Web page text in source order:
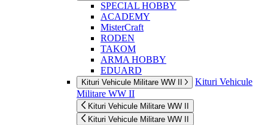
SPECIAL HOBBY
ACADEMY
MisterCraft
RODEN
TAKOM
ARMA HOBBY
EDUARD
Kituri Vehicule Militare WW II
Kituri Vehicule
Militare WW II
Kituri Vehicule Militare WW II
Kituri Vehicule Militare WW II